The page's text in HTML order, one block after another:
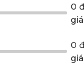
Thảm sàn ô tô
0
giá
0
giá